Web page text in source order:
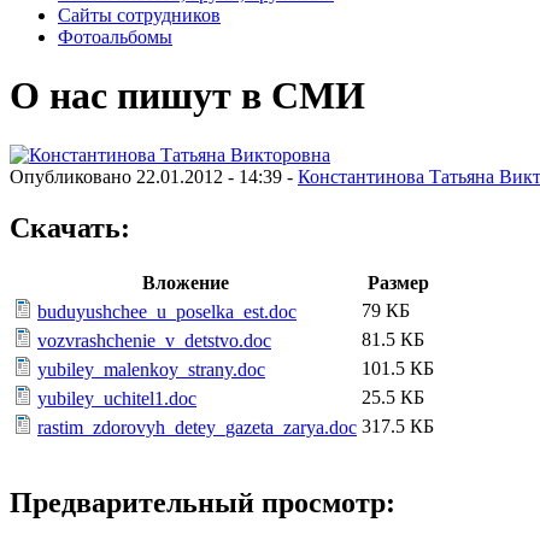
Сайты сотрудников
Фотоальбомы
О нас пишут в СМИ
Опубликовано 22.01.2012 - 14:39 - Константинова Татьяна
Скачать:
Вложение
Размер
buduyushchee_u_poselka_est.doc
79 КБ
vozvrashchenie_v_detstvo.doc
81.5 КБ
yubiley_malenkoy_strany.doc
101.5 КБ
yubiley_uchitel1.doc
25.5 КБ
rastim_zdorovyh_detey_gazeta_zarya.doc 317.5 КБ
Предварительный просмотр: